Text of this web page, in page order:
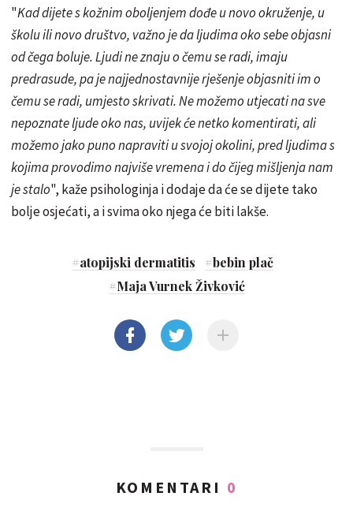
"Kad dijete s kožnim oboljenjem dođe u novo okruženje, u
školu ili novo društvo, važno je da ljudima oko sebe objasni
od čega boluje. Ljudi ne znaju o čemu se radi, imaju
predrasude, pa je najjednostavnije rješenje objasniti im o
čemu se radi, umjesto skrivati. Ne možemo utjecati na sve
nepoznate ljude oko nas, uvijek će netko komentirati, ali
možemo jako puno napraviti u svojoj okolini, pred ljudima s
kojima provodimo najviše vremena i do čijeg mišljenja nam
je stalo", kaže psihologinja i dodaje da će se dijete tako
bolje osjećati, a i svima oko njega će biti lakše.
#atopijski dermatitis #bebin plač
#Maja Vurnek Živković
KOMENTARI 0